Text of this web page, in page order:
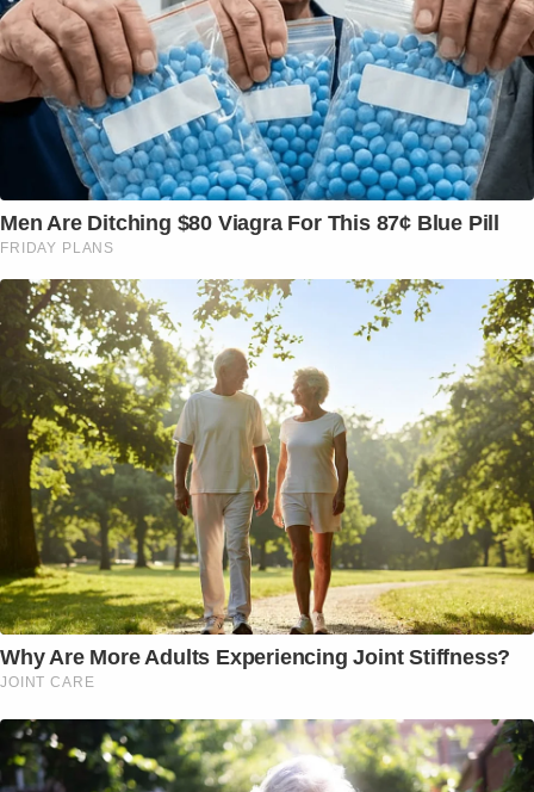
Men Are Ditching $80 Viagra For This 87¢ Blue Pill
FRIDAY PLANS
Why Are More Adults Experiencing Joint Stiffness?
JOINT CARE